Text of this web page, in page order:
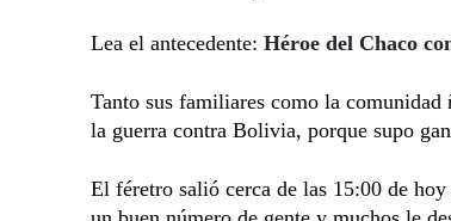
Lea el antecedente: Héroe del Chaco
Tanto sus familiares como la
la guerra contra Bolivia, porque supo
El féretro salió cerca de las 15:00 de